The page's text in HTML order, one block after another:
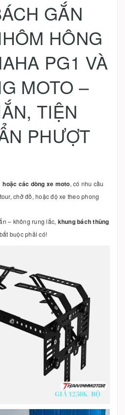
GẮN
HÔNG
PG1 VÀ
MOTO –
TIỆN
PHƯỢT
hoặc các dòng xe moto, có nhu cầu
chở đồ, hoặc độ xe theo phong
– không rung lắc, khung bách thùng
buộc phải có!